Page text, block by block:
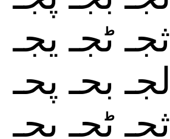
ثجـ ٹجـ يجـ
لجـ بحـ پحـ
ثحـ ٹحـ يحـ